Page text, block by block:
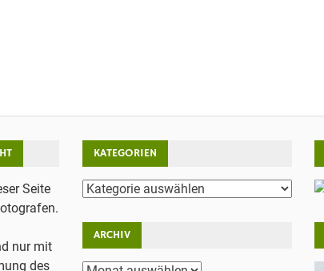
Seite
nur mit
des
KATEGORIEN
Kategorien
ARCHIV